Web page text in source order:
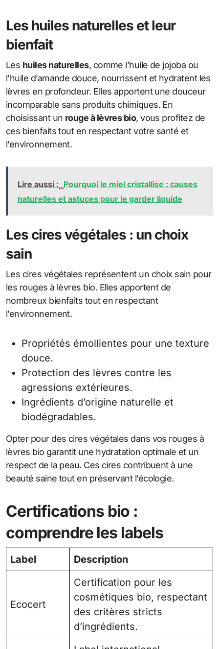
Les huiles naturelles et leur
bienfait
Les huiles naturelles, comme l’huile de jojoba ou
l’huile d’amande douce, nourrissent et hydratent les
lèvres en profondeur. Elles apportent une douceur
incomparable sans produits chimiques. En
choisissant un rouge à lèvres bio, vous profitez de
ces bienfaits tout en respectant votre santé et
l’environnement.
Lire aussi : Pourquoi le miel cristallise : causes
naturelles et astuces pour le garder liquide
Les cires végétales : un choix
sain
Les cires végétales représentent un choix sain pour
les rouges à lèvres bio. Elles apportent de
nombreux bienfaits tout en respectant
l’environnement.
Propriétés émollientes pour une texture
douce.
Protection des lèvres contre les
agressions extérieures.
Ingrédients d’origine naturelle et
biodégradables.
Opter pour des cires végétales dans vos rouges à
lèvres bio garantit une hydratation optimale et un
respect de la peau. Ces cires contribuent à une
beauté saine tout en préservant l’écologie.
Certifications bio :
comprendre les labels
Label Description
Ecocert
Certification pour les
cosmétiques bio, respectant
des critères stricts
d’ingrédients.